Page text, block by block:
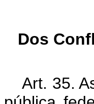
Dos
Art. 35.